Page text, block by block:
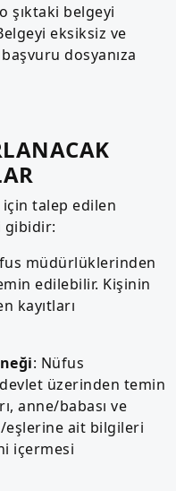
şıktaki belgeyi
eksiksiz ve
dosyanıza
için talep edilen
gibidir:
müdürlüklerinden
edilebilir. Kişinin
kayıtları
: Nüfus
üzerinden temin
anne/babası ve
eşlerine ait bilgileri
içermesi